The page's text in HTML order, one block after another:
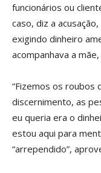
funcionários ou
caso, diz a
exigindo dinheiro
acompanhava a
“Fizemos os roubos
discernimento, as
eu queria era o
estou aqui para
“arrependido”,